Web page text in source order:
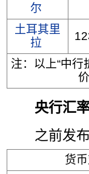
尔
土耳其里
拉
注：以上“中行
央行汇
之前发布
货